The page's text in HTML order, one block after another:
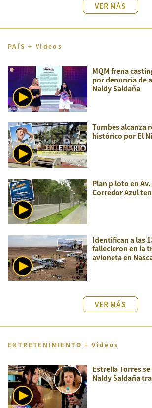
VER MÁS
PAÍS + Videos
MQM frena
por denuncia de
Naldy Saldaña
Tumbes alcanza
histórico por El
Plan piloto en
Corredor Azul
Identifican a las
fallecieron en la
avioneta en
VER MÁS
ENTRETENIMIENTO + Videos
Estrella Torres
Naldy Saldaña